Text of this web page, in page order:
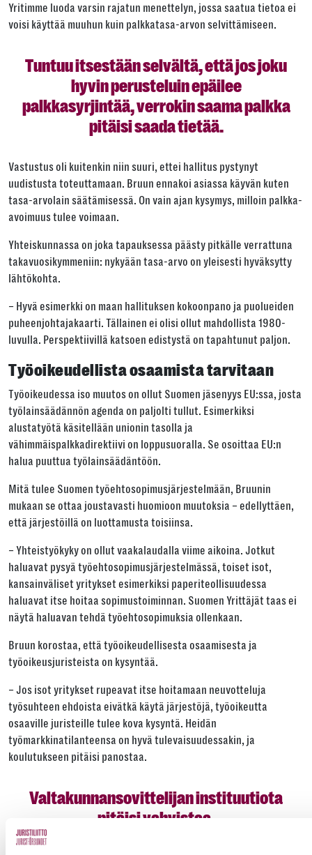
Yritimme luoda varsin rajatun menettelyn, jossa saatua tietoa ei
voisi käyttää muuhun kuin palkkatasa-arvon selvittämiseen.
Tuntuu itsestään selvältä, että jos joku
hyvin perusteluin epäilee
palkkasyrjintää, verrokin saama palkka
pitäisi saada tietää.
Vastustus oli kuitenkin niin suuri, ettei hallitus pystynyt
uudistusta toteuttamaan. Bruun ennakoi asiassa käyvän kuten
tasa-arvolain säätämisessä. On vain ajan kysymys, milloin palkka-
avoimuus tulee voimaan.
Yhteiskunnassa on joka tapauksessa päästy pitkälle verrattuna
takavuosikymmeniin: nykyään tasa-arvo on yleisesti hyväksytty
lähtökohta.
– Hyvä esimerkki on maan hallituksen kokoonpano ja puolueiden
puheenjohtajakaarti. Tällainen ei olisi ollut mahdollista 1980-
luvulla. Perspektiivillä katsoen edistystä on tapahtunut paljon.
Työoikeudellista osaamista tarvitaan
Työoikeudessa iso muutos on ollut Suomen jäsenyys EU:ssa, josta
työlainsäädännön agenda on paljolti tullut. Esimerkiksi
alustatyötä käsitellään unionin tasolla ja
vähimmäispalkkadirektiivi on loppusuoralla. Se osoittaa EU:n
halua puuttua työlainsäädäntöön.
Mitä tulee Suomen työehtosopimusjärjestelmään, Bruunin
mukaan se ottaa joustavasti huomioon muutoksia – edellyttäen,
että järjestöillä on luottamusta toisiinsa.
– Yhteistyökyky on ollut vaakalaudalla viime aikoina. Jotkut
haluavat pysyä työehtosopimusjärjestelmässä, toiset isot,
kansainväliset yritykset esimerkiksi paperiteollisuudessa
haluavat itse hoitaa sopimustoiminnan. Suomen Yrittäjät taas ei
näytä haluavan tehdä työehtosopimuksia ollenkaan.
Bruun korostaa, että työoikeudellisesta osaamisesta ja
työoikeusjuristeista on kysyntää.
– Jos isot yritykset rupeavat itse hoitamaan neuvotteluja
työsuhteen ehdoista eivätkä käytä järjestöjä, työoikeutta
osaaville juristeille tulee kova kysyntä. Heidän
työmarkkinatilanteensa on hyvä tulevaisuudessakin, ja
koulutukseen pitäisi panostaa.
Valtakunnansovittelijan instituutiota
pitäisi vahvistaa.